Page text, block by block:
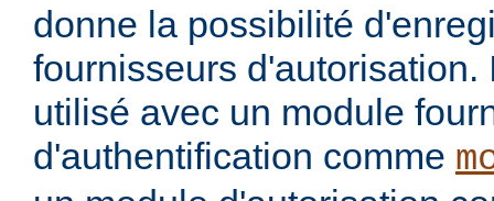
donne la possibilité
fournisseurs d'autorisation.
utilisé avec un module
d'authentification comme